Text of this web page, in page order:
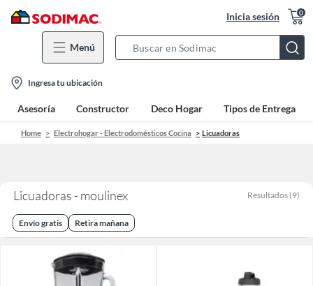
Inicia sesión 0
Menú
Bar
location-
icon
Ingresa tu ubicación
Asesoría Constructor Deco Hogar Tipos de Entrega
Home Electrohogar - Electrodomésticos Cocina Licuadoras
Licuadoras - moulinex Resultados (9)
Envío gratis Retira mañana